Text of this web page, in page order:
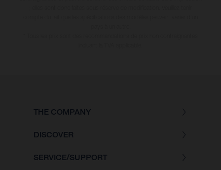
THE COMPANY
DISCOVER
SERVICE/SUPPORT